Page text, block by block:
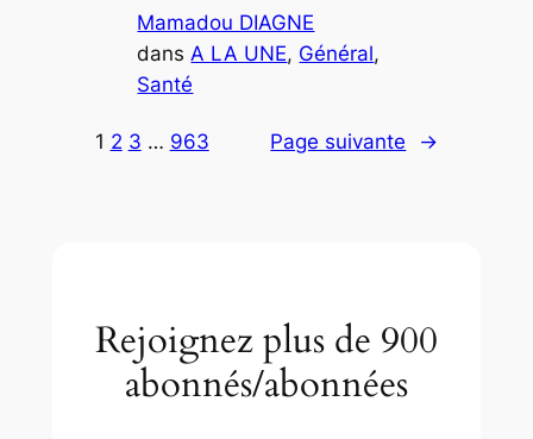
Mamadou DIAGNE
dansA LA UNE, Général
Santé
1 2 3 … 963 Page suivante →
Rejoignez plus de 900
abonnés/abonnées